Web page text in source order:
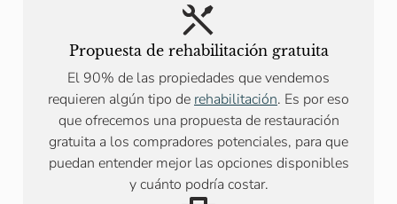
Propuesta de rehabilitación gratuita
El 90% de las propiedades que vendemos
requieren algún tipo de rehabilitación. Es por eso
que ofrecemos una propuesta de restauración
gratuita a los compradores potenciales, para que
puedan entender mejor las opciones disponibles
y cuánto podría costar.